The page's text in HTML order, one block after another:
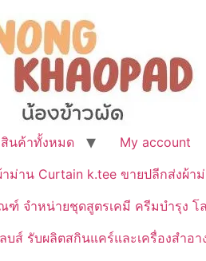
สินค้าทั้งหมด My account
าม่าน Curtain k.tee ขายปลีกส่งผ้
จำหน่ายชุดสูตรเคมี ครีมบำรุง โล
บส์ รับผลิตสกินแคร์และเครื่องสำอา